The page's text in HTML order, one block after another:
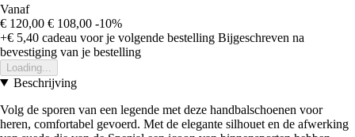
Vanaf
€ 120,00 € 108,00 -10%
+€ 5,40 cadeau voor je volgende bestelling Bijgeschreven na
bevestiging van je bestelling
Loading...
Beschrijving
Volg de sporen van een legende met deze handbalschoenen voor
heren, comfortabel gevoerd. Met de elegante silhouet en de afwerking